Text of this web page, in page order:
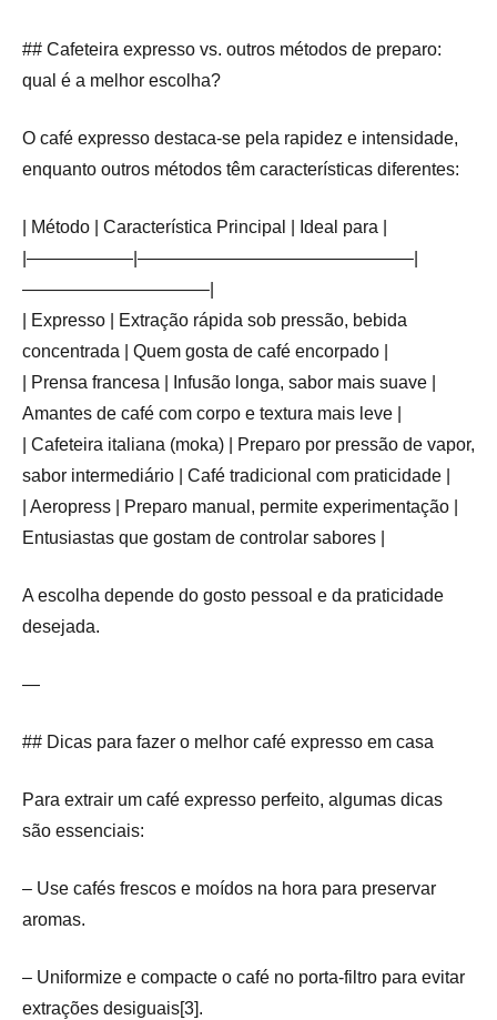
## Cafeteira expresso vs. outros métodos de preparo:
qual é a melhor escolha?
O café expresso destaca-se pela rapidez e intensidade,
enquanto outros métodos têm características diferentes:
| Método | Característica Principal | Ideal para |
|——————|———————————————–|
——————————–|
| Expresso | Extração rápida sob pressão, bebida
concentrada | Quem gosta de café encorpado |
| Prensa francesa | Infusão longa, sabor mais suave |
Amantes de café com corpo e textura mais leve |
| Cafeteira italiana (moka) | Preparo por pressão de vapor,
sabor intermediário | Café tradicional com praticidade |
| Aeropress | Preparo manual, permite experimentação |
Entusiastas que gostam de controlar sabores |
A escolha depende do gosto pessoal e da praticidade
desejada.
—
## Dicas para fazer o melhor café expresso em casa
Para extrair um café expresso perfeito, algumas dicas
são essenciais:
– Use cafés frescos e moídos na hora para preservar
aromas.
– Uniformize e compacte o café no porta-filtro para evitar
extrações desiguais[3].